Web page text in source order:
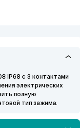
IP68 с 3 контактами
электрических
полную
тип зажима.